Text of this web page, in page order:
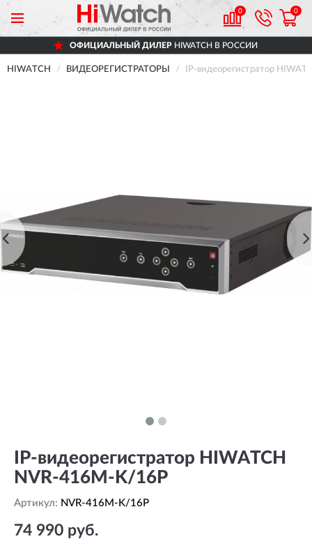
0 0
ОФИЦИАЛЬНЫЙ ДИЛЕРHIWATCH В РОССИИ
HIWATCH ВИДЕОРЕГИСТРАТОРЫ IP-видеорегистратор
IP-видеорегистратор HIWATCH
NVR-416M-K/16P
Артикул: NVR-416M-K/16P
74 990 руб.